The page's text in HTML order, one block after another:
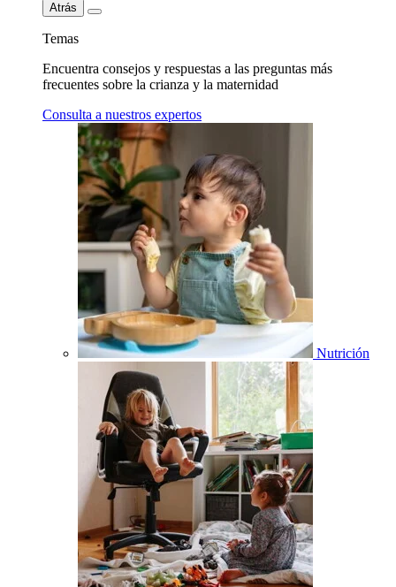
Atrás
Temas
Encuentra consejos y respuestas a las preguntas más
frecuentes sobre la crianza y la maternidad
Consulta a nuestros expertos
Nutrición